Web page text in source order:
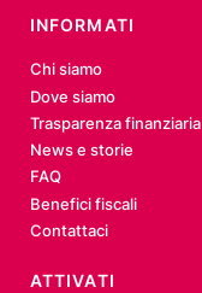
INFORMATI
Chi siamo
Dove siamo
Trasparenza finanziaria
News e storie
FAQ
Benefici fiscali
Contattaci
ATTIVATI